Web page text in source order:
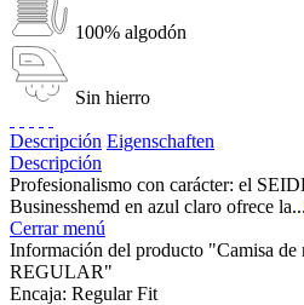
100% algodón
Sin hierro
Descripción Eigenschaften
Descripción
Profesionalismo con carácter: el
Businesshemd en azul claro ofrece la...
Cerrar menú
Información del producto "Camisa
REGULAR"
Encaja: Regular Fit